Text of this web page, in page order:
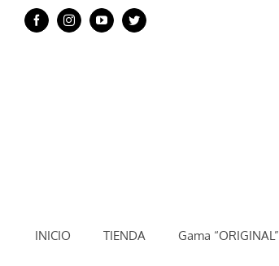
Saltar
FacebookInstagramYouTubeTwitter
INICIO TIENDA Gama “ORIGINAL”